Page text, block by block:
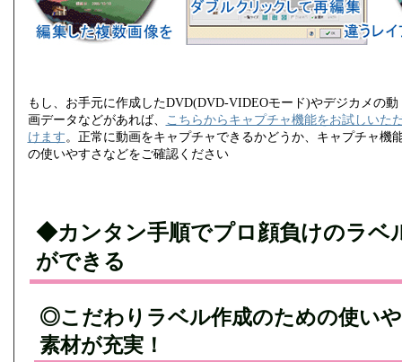
もし、お手元に作成したDVD(DVD-VIDEOモード)やデジカメの動
画データなどがあれば、
こちらからキャプチャ機能をお試しいた
けます。正常に動画をキャプチャできるかどうか、キャプチャ機
の使いやすさなどをご確認ください
◆カンタン手順でプロ顔負けのラベ
ができる
◎こだわりラベル作成のための使い
素材が充実！